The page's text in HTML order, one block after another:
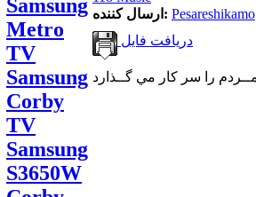
Samsung
Metro
TV
Samsung
Corby
TV
Samsung
S3650W
ارسال کننده: Pesareshikamo
دریافت فایل